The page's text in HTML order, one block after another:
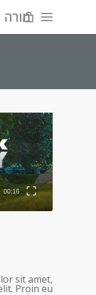
00:16
sit amet,
Proin eu